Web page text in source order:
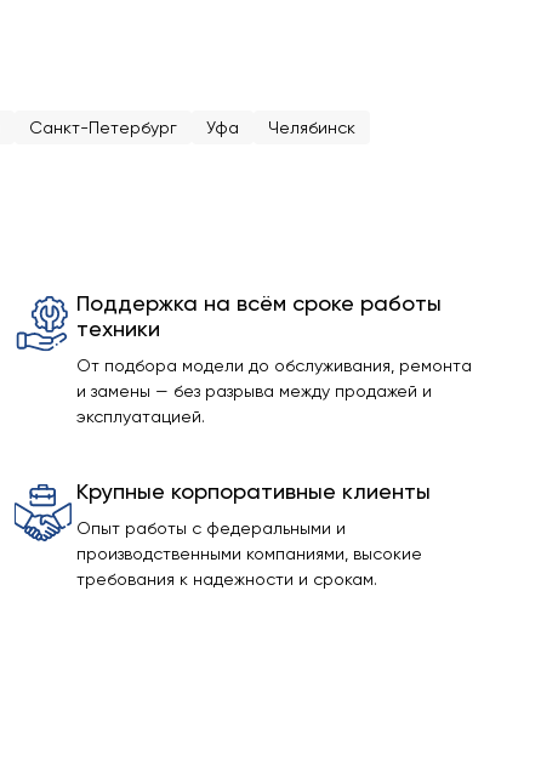
Санкт-Петербург Уфа Челябинск
Поддержка на всём сроке работы
техники
От подбора модели до обслуживания, ремонта
и замены — без разрыва между продажей и
эксплуатацией.
Крупные корпоративные клиенты
Опыт работы с федеральными и
производственными компаниями, высокие
требования к надежности и срокам.